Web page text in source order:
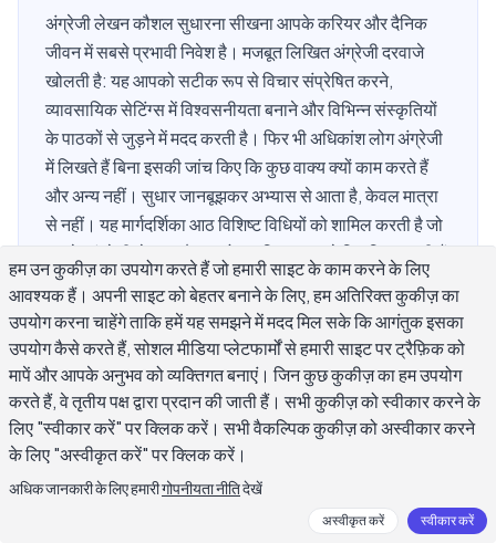
अंग्रेजी लेखन कौशल सुधारना सीखना आपके करियर और दैनिक
जीवन में सबसे प्रभावी निवेश है। मजबूत लिखित अंग्रेजी दरवाजे
खोलती है: यह आपको सटीक रूप से विचार संप्रेषित करने,
व्यावसायिक सेटिंग्स में विश्वसनीयता बनाने और विभिन्न संस्कृतियों
के पाठकों से जुड़ने में मदद करती है। फिर भी अधिकांश लोग अंग्रेजी
में लिखते हैं बिना इसकी जांच किए कि कुछ वाक्य क्यों काम करते हैं
और अन्य नहीं। सुधार जानबूझकर अभ्यास से आता है, केवल मात्रा
से नहीं। यह मार्गदर्शिका आठ विशिष्ट विधियों को शामिल करती है जो
आपके अंग्रेजी लेखन कौशल को व्यवस्थित रूप से विकसित करती हैं,
चाहे आप एक मूल वक्ता हों जो अपने व्यावसायिक स्वर को परिष्कृत
कर रहे हों या एक गैर-मूल वक्ता जो पृष्ठ पर आत्मविश्वास बना रहे
हों।
इतने सारे लेखकों को अंग्रेजी लेखन कौशल सुधारने
में कठिनाई क्यों होती है?
अधिकांश लोग नियमित रूप से अंग्रेजी में लिखते हैं लेकिन धीरे-धीरे सुधार
हम उन कुकीज़ का उपयोग करते हैं जो हमारी साइट के काम करने के लिए
आवश्यक हैं। अपनी साइट को बेहतर बनाने के लिए, हम अतिरिक्त कुकीज़ का
उपयोग करना चाहेंगे ताकि हमें यह समझने में मदद मिल सके कि आगंतुक इसका
उपयोग कैसे करते हैं, सोशल मीडिया प्लेटफार्मों से हमारी साइट पर ट्रैफ़िक को
मापें और आपके अनुभव को व्यक्तिगत बनाएं। जिन कुछ कुकीज़ का हम उपयोग
करते हैं, वे तृतीय पक्ष द्वारा प्रदान की जाती हैं। सभी कुकीज़ को स्वीकार करने के
लिए "स्वीकार करें" पर क्लिक करें। सभी वैकल्पिक कुकीज़ को अस्वीकार करने
के लिए "अस्वीकृत करें" पर क्लिक करें।
अधिक जानकारी के लिए हमारीगोपनीयता नीतिदेखें
अस्वीकृत करें स्वीकार करें